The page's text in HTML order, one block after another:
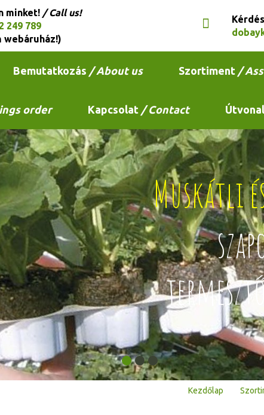
minket! / Call us!
249 789
webáruház!)
Bemutatkozás / About us Szortiment /
order Kapcsolat / Contact Útvonal
Muskátli
Kezdőlap